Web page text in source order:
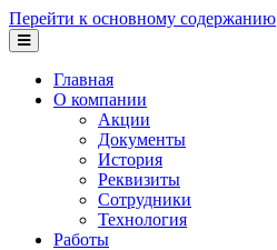
Перейти к основному содержанию
Главная
О компании
Акции
Документы
История
Реквизиты
Сотрудники
Технология
Работы